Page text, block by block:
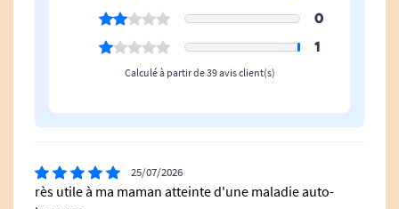
0
1
Calculé à partir de 39 avis client(s)
25/07/2026
rès utile à ma maman atteinte d'une maladie auto-